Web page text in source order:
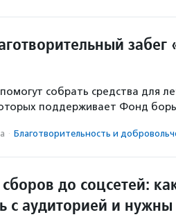
забег
собрать средства для
поддерживает Фонд
· Благотвори­тель­ность и
до соцсетей:
с аудиторией и нужны